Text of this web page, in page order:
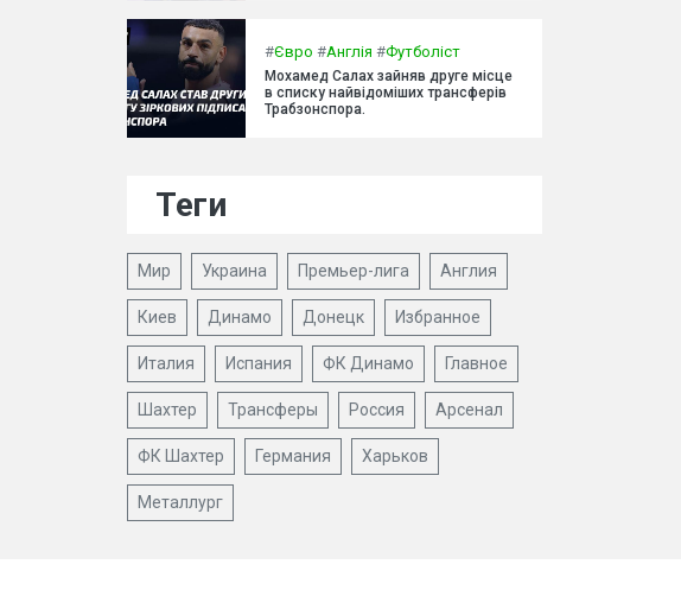
#Євро #Англія #Футболіст
Мохамед Салах зайняв друге місце
в списку найвідоміших трансферів
Трабзонспора.
Теги
Мир Украина Премьер-лига Англия
Киев Динамо Донецк Избранное
Италия Испания ФК Динамо Главное
Шахтер Трансферы Россия Арсенал
ФК Шахтер Германия Харьков
Металлург